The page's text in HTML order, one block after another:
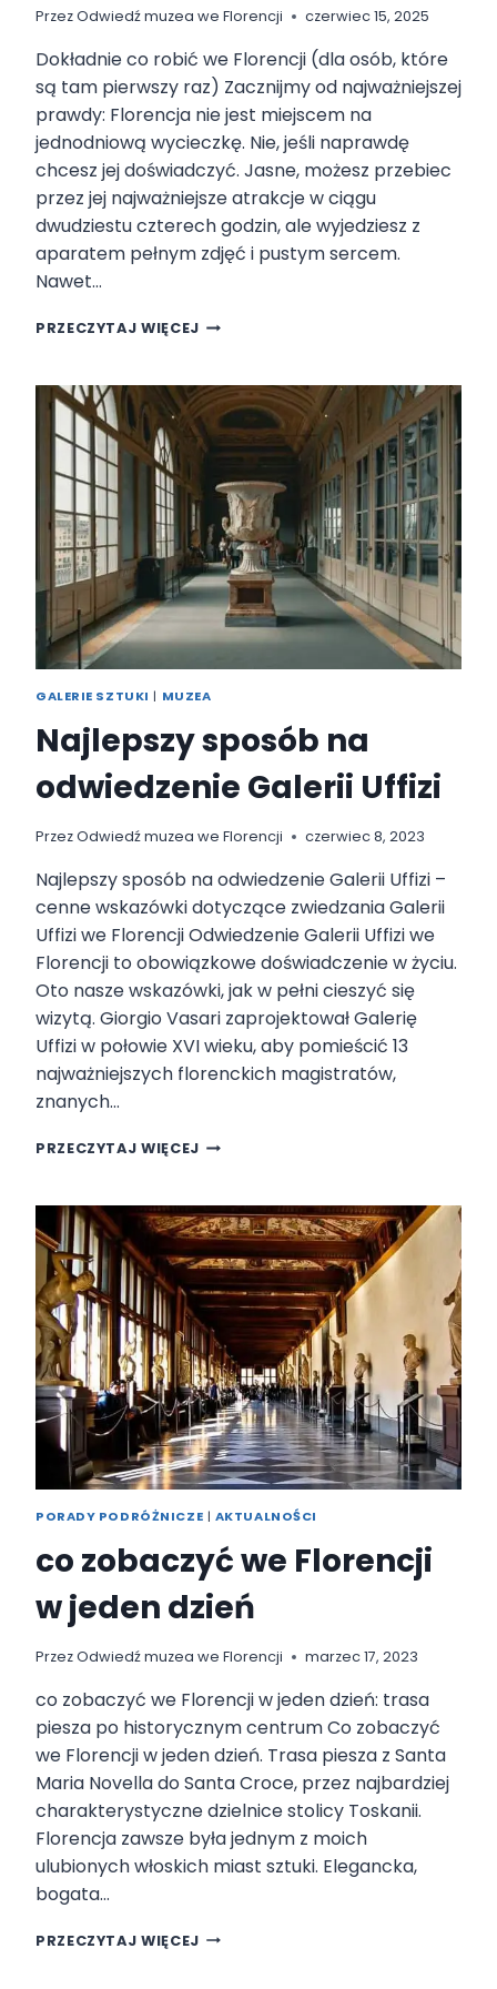
PrzezOdwiedź muzea we Florencji czerwiec 15, 2025
Dokładnie co robić we Florencji (dla osób, które
są tam pierwszy raz) Zacznijmy od najważniejszej
prawdy: Florencja nie jest miejscem na
jednodniową wycieczkę. Nie, jeśli naprawdę
chcesz jej doświadczyć. Jasne, możesz przebiec
przez jej najważniejsze atrakcje w ciągu
dwudziestu czterech godzin, ale wyjedziesz z
aparatem pełnym zdjęć i pustym sercem.
Nawet…
PRZECZYTAJ WIĘCEJP
R
W
S
Z
R
A
Z
W
E
F
E
C
I
P
A
K
Y
C
Z
N
W
S
Z
K
I
D
O
T
Y
C
Z
Ą
C
E
P
O
R
Ż
,
Ł
D
Y
K
T
Ó
R
Y
C
A
GALERIE SZTUKI | MUZEA
Najlepszy sposób na
odwiedzenie Galerii Uffizi
PrzezOdwiedź muzea we Florencji czerwiec 8, 2023
Najlepszy sposób na odwiedzenie Galerii Uffizi –
cenne wskazówki dotyczące zwiedzania Galerii
Uffizi we Florencji Odwiedzenie Galerii Uffizi we
Florencji to obowiązkowe doświadczenie w życiu.
Oto nasze wskazówki, jak w pełni cieszyć się
wizytą. Giorgio Vasari zaprojektował Galerię
Uffizi w połowie XVI wieku, aby pomieścić 13
najważniejszych florenckich magistratów,
znanych…
PRZECZYTAJ WIĘCEJN
L
E
P
S
Z
Y
S
P
O
S
Ó
B
N
O
W
I
E
Z
N
I
G
A
L
E
R
I
F
PORADY PODRÓŻNICZE | AKTUALNOŚCI
co zobaczyć we Florencji
w jeden dzień
PrzezOdwiedź muzea we Florencji marzec 17, 2023
co zobaczyć we Florencji w jeden dzień: trasa
piesza po historycznym centrum Co zobaczyć
we Florencji w jeden dzień. Trasa piesza z Santa
Maria Novella do Santa Croce, przez najbardziej
charakterystyczne dzielnice stolicy Toskanii.
Florencja zawsze była jednym z moich
ulubionych włoskich miast sztuki. Elegancka,
bogata…
PRZECZYTAJ WIĘCEJC